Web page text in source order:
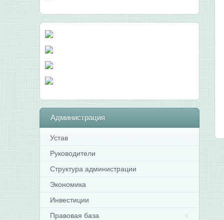
Администрация
Устав
Руководители
Структура администрации
Экономика
Инвестиции
Правовая база